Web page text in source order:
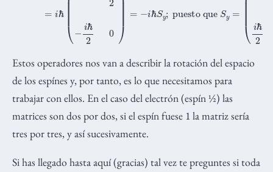
Estos operadores nos van a describir la rotación del espacio
de los espínes y, por tanto, es lo que necesitamos para
trabajar con ellos. En el caso del electrón (espín ½) las
matrices son dos por dos, si el espín fuese 1 la matriz sería
tres por tres, y así sucesivamente.
Si has llegado hasta aquí (gracias) tal vez te preguntes si toda